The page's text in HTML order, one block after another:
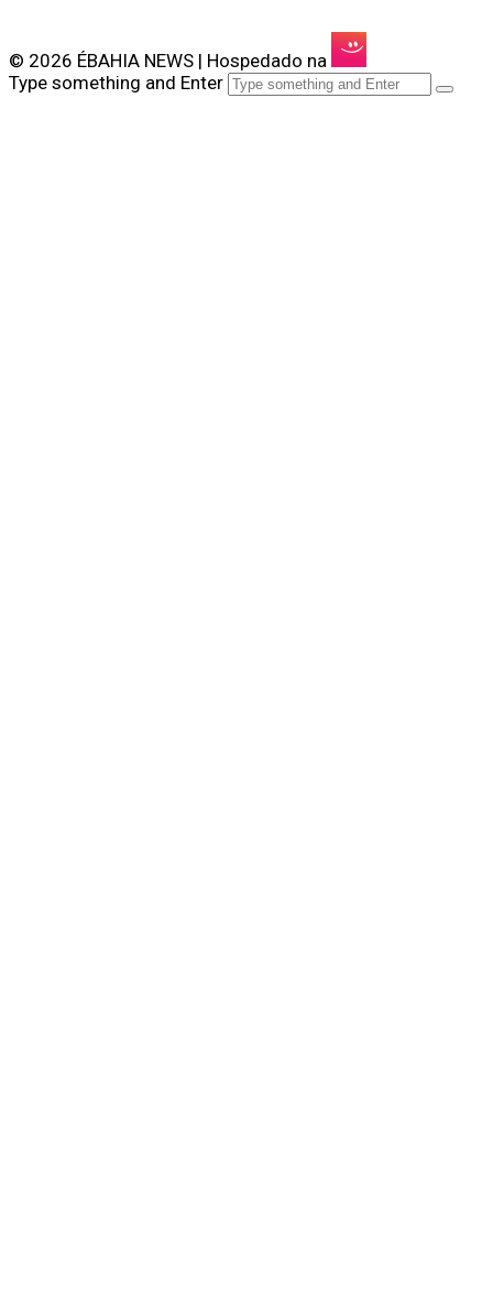
© 2026 ÉBAHIA NEWS | Hospedado na
Type something and Enter